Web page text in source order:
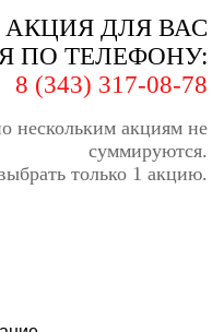
ДЛЯ ВАС
ПО ТЕЛЕФОНУ:
8 (343) 317-08-78
нескольким акциям не
суммируются.
только 1 акцию.